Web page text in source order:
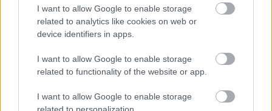
I want to allow Google to enable storage
related to analytics like cookies on web or
device identifiers in apps.
I want to allow Google to enable storage
related to functionality of the website or app.
I want to allow Google to enable storage
csalódás, és a savak hiánya miatt sajnos kétlem,
hogy ebből a hordóapátiából képes lenne kimászni
némi palackérleléssel. Egy palackom még van
Bortársaság)